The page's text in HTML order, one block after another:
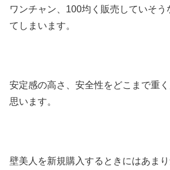
ワンチャン、100均く販売していそう
てしまいます。
安定感の高さ、安全性をどこまで重
思います。
壁美人を新規購入するときにはあま